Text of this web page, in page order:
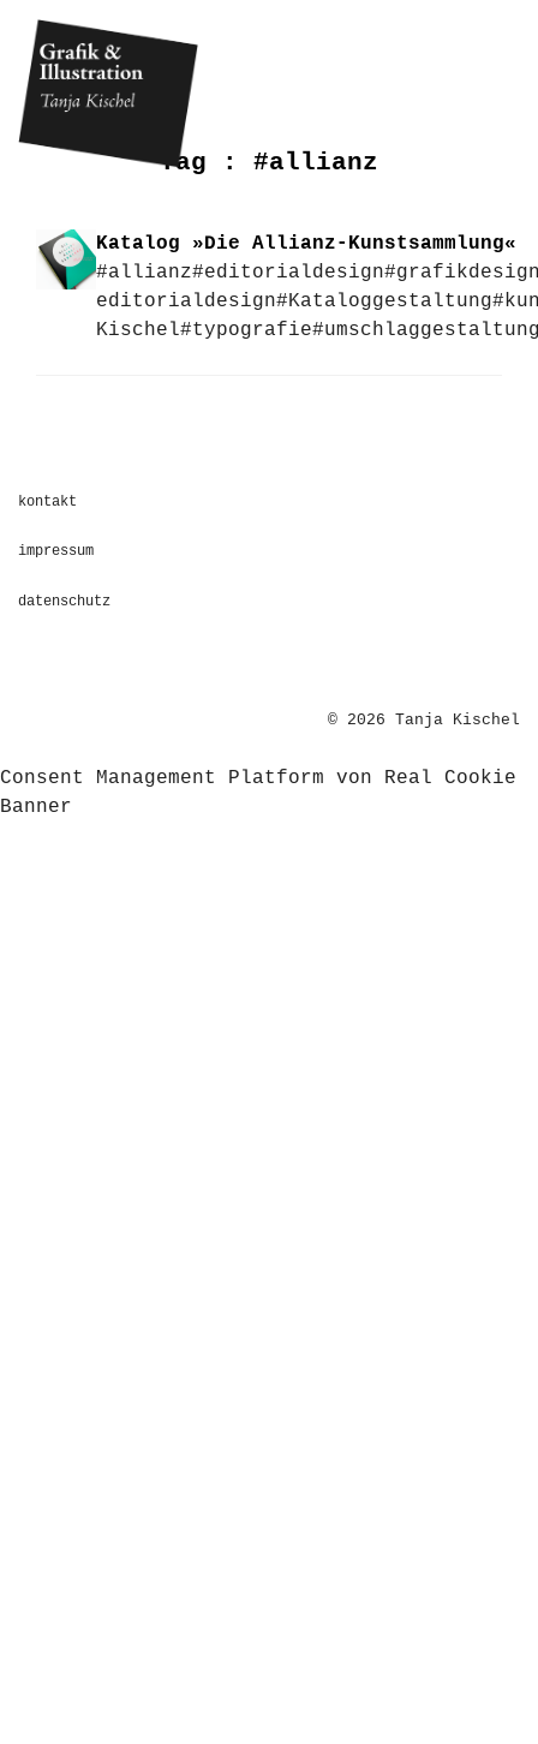
Tag : #allianz
Katalog »Die Allianz-Kunstsammlung«
#allianz#editorialdesign
editorialdesign#Kataloggestaltung
Kischel#typografie
kontakt
impressum
datenschutz
© 2026 Tanja Kischel
Consent Management Platform von Real Cookie
Banner